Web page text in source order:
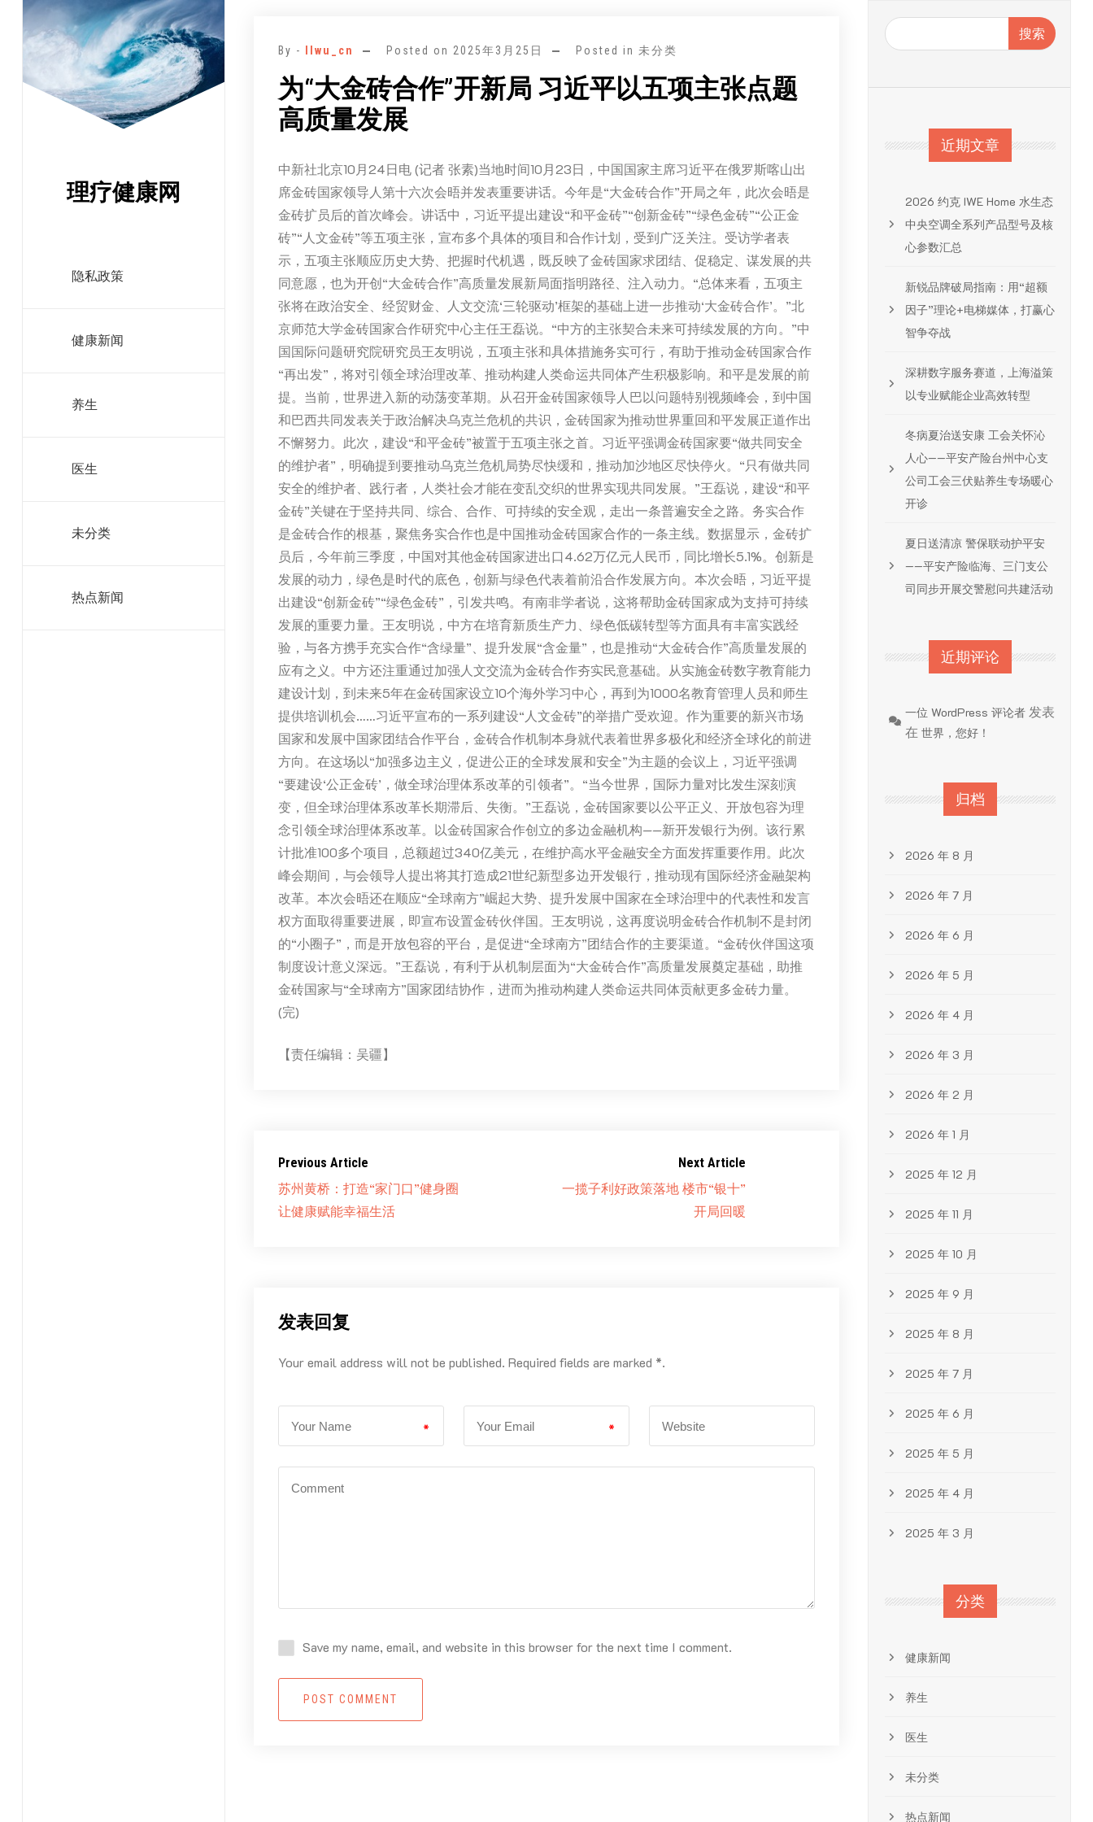
理疗健康网
隐私政策
健康新闻
养生
医生
未分类
热点新闻
By - llwu_cn Posted on 2025年3月25日 Posted in 未分类
为“大金砖合作”开新局 习近平以五项主张点题
高质量发展
中新社北京10月24日电 (记者 张素)当地时间10月23日，中国国家主席习近平在俄罗斯喀山出
席金砖国家领导人第十六次会晤并发表重要讲话。今年是“大金砖合作”开局之年，此次会晤是
金砖扩员后的首次峰会。讲话中，习近平提出建设“和平金砖”“创新金砖”“绿色金砖”“公正金
砖”“人文金砖”等五项主张，宣布多个具体的项目和合作计划，受到广泛关注。受访学者表
示，五项主张顺应历史大势、把握时代机遇，既反映了金砖国家求团结、促稳定、谋发展的共
同意愿，也为开创“大金砖合作”高质量发展新局面指明路径、注入动力。“总体来看，五项主
张将在政治安全、经贸财金、人文交流‘三轮驱动’框架的基础上进一步推动‘大金砖合作’。”北
京师范大学金砖国家合作研究中心主任王磊说。“中方的主张契合未来可持续发展的方向。”中
国国际问题研究院研究员王友明说，五项主张和具体措施务实可行，有助于推动金砖国家合作
“再出发”，将对引领全球治理改革、推动构建人类命运共同体产生积极影响。和平是发展的前
提。当前，世界进入新的动荡变革期。从召开金砖国家领导人巴以问题特别视频峰会，到中国
和巴西共同发表关于政治解决乌克兰危机的共识，金砖国家为推动世界重回和平发展正道作出
不懈努力。此次，建设“和平金砖”被置于五项主张之首。习近平强调金砖国家要“做共同安全
的维护者”，明确提到要推动乌克兰危机局势尽快缓和，推动加沙地区尽快停火。“只有做共同
安全的维护者、践行者，人类社会才能在变乱交织的世界实现共同发展。”王磊说，建设“和平
金砖”关键在于坚持共同、综合、合作、可持续的安全观，走出一条普遍安全之路。务实合作
是金砖合作的根基，聚焦务实合作也是中国推动金砖国家合作的一条主线。数据显示，金砖扩
员后，今年前三季度，中国对其他金砖国家进出口4.62万亿元人民币，同比增长5.1%。创新是
发展的动力，绿色是时代的底色，创新与绿色代表着前沿合作发展方向。本次会晤，习近平提
出建设“创新金砖”“绿色金砖”，引发共鸣。有南非学者说，这将帮助金砖国家成为支持可持续
发展的重要力量。王友明说，中方在培育新质生产力、绿色低碳转型等方面具有丰富实践经
验，与各方携手充实合作“含绿量”、提升发展“含金量”，也是推动“大金砖合作”高质量发展的
应有之义。中方还注重通过加强人文交流为金砖合作夯实民意基础。从实施金砖数字教育能力
建设计划，到未来5年在金砖国家设立10个海外学习中心，再到为1000名教育管理人员和师生
提供培训机会……习近平宣布的一系列建设“人文金砖”的举措广受欢迎。作为重要的新兴市场
国家和发展中国家团结合作平台，金砖合作机制本身就代表着世界多极化和经济全球化的前进
方向。在这场以“加强多边主义，促进公正的全球发展和安全”为主题的会议上，习近平强调
“要建设‘公正金砖’，做全球治理体系改革的引领者”。“当今世界，国际力量对比发生深刻演
变，但全球治理体系改革长期滞后、失衡。”王磊说，金砖国家要以公平正义、开放包容为理
念引领全球治理体系改革。以金砖国家合作创立的多边金融机构——新开发银行为例。该行累
计批准100多个项目，总额超过340亿美元，在维护高水平金融安全方面发挥重要作用。此次
峰会期间，与会领导人提出将其打造成21世纪新型多边开发银行，推动现有国际经济金融架构
改革。本次会晤还在顺应“全球南方”崛起大势、提升发展中国家在全球治理中的代表性和发言
权方面取得重要进展，即宣布设置金砖伙伴国。王友明说，这再度说明金砖合作机制不是封闭
的“小圈子”，而是开放包容的平台，是促进“全球南方”团结合作的主要渠道。“金砖伙伴国这项
制度设计意义深远。”王磊说，有利于从机制层面为“大金砖合作”高质量发展奠定基础，助推
金砖国家与“全球南方”国家团结协作，进而为推动构建人类命运共同体贡献更多金砖力量。
(完)
【责任编辑：吴疆】
Previous Article
苏州黄桥：打造“家门口”健身圈
让健康赋能幸福生活
Next Article
一揽子利好政策落地 楼市“银十”
开局回暖
发表回复
Your email address will not be published. Required fields are marked *.
* *
Save my name, email, and website in this browser for the next time I comment.
POST COMMENT
搜索
近期文章
2026 约克 IWE Home 水生态
中央空调全系列产品型号及核
心参数汇总
新锐品牌破局指南：用“超额
因子”理论+电梯媒体，打赢心
智争夺战
深耕数字服务赛道，上海溢策
以专业赋能企业高效转型
冬病夏治送安康 工会关怀沁
人心——平安产险台州中心支
公司工会三伏贴养生专场暖心
开诊
夏日送清凉 警保联动护平安
——平安产险临海、三门支公
司同步开展交警慰问共建活动
近期评论
一位 WordPress 评论者 发表
在世界，您好！
归档
2026 年 8 月
2026 年 7 月
2026 年 6 月
2026 年 5 月
2026 年 4 月
2026 年 3 月
2026 年 2 月
2026 年 1 月
2025 年 12 月
2025 年 11 月
2025 年 10 月
2025 年 9 月
2025 年 8 月
2025 年 7 月
2025 年 6 月
2025 年 5 月
2025 年 4 月
2025 年 3 月
分类
健康新闻
养生
医生
未分类
热点新闻